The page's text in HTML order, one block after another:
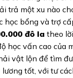
trả một xu nào
học bổng và trợ
đô la theo
học vấn cao của
vật lộn để tìm
tốt, với tư